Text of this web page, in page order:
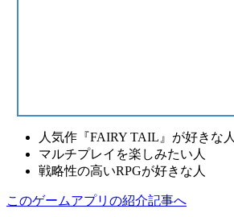
人気作『FAIRY TAIL』が好きな人
マルチプレイを楽しみたい人
戦略性の高いRPGが好きな人
このゲームアプリの紹介記事へ